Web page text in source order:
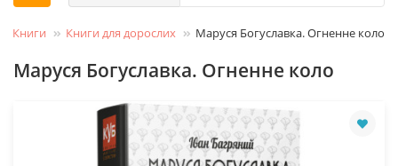
Книги Книги для дорослих Маруся Богуславка. Огненне коло
Маруся Богуславка. Огненне коло